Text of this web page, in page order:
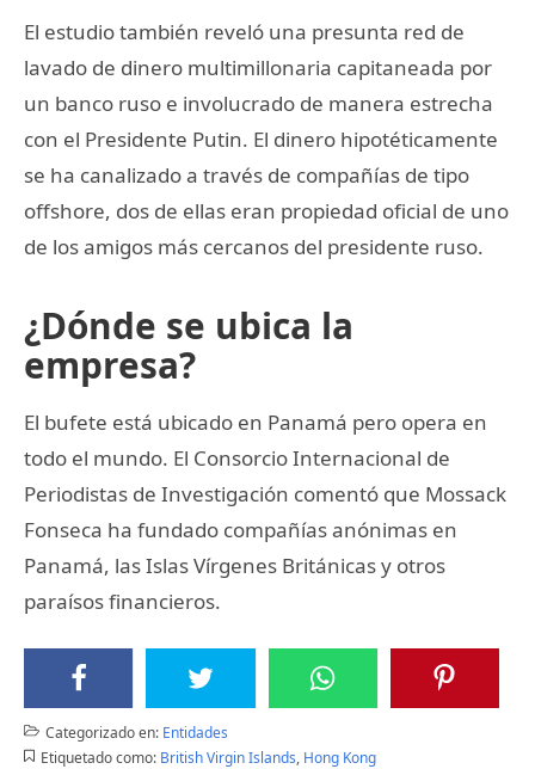
El estudio también reveló una presunta red de
lavado de dinero multimillonaria capitaneada por
un banco ruso e involucrado de manera estrecha
con el Presidente Putin. El dinero hipotéticamente
se ha canalizado a través de compañías de tipo
offshore, dos de ellas eran propiedad oficial de uno
de los amigos más cercanos del presidente ruso.
¿Dónde se ubica la
empresa?
El bufete está ubicado en Panamá pero opera en
todo el mundo. El Consorcio Internacional de
Periodistas de Investigación comentó que Mossack
Fonseca ha fundado compañías anónimas en
Panamá, las Islas Vírgenes Británicas y otros
paraísos financieros.
Categorizado en: Entidades
Etiquetado como: British Virgin Islands, Hong Kong